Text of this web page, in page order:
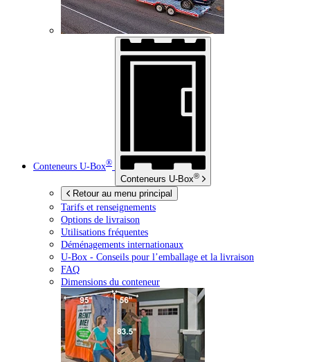
Conteneurs U-Box®
Conteneurs U-Box®
Retour au menu principal
Tarifs et renseignements
Options de livraison
Utilisations fréquentes
Déménagements internationaux
U-Box - Conseils pour l’emballage et la livraison
FAQ
Dimensions du conteneur